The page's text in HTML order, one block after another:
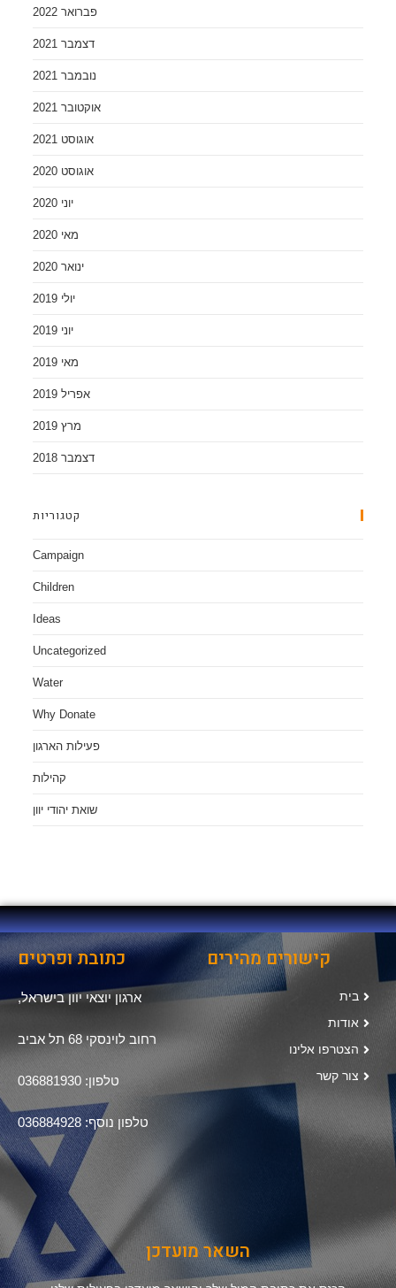
פברואר 2022
דצמבר 2021
נובמבר 2021
אוקטובר 2021
אוגוסט 2021
אוגוסט 2020
יוני 2020
מאי 2020
ינואר 2020
יולי 2019
יוני 2019
מאי 2019
אפריל 2019
מרץ 2019
דצמבר 2018
קטגוריות
Campaign
Children
Ideas
Uncategorized
Water
Why Donate
פעילות הארגון
קהילות
שואת יהודי יוון
קישורים מהירים
בית
אודות
הצטרפו אלינו
צור קשר
כתובת ופרטים
ארגון יוצאי יוון בישראל,
רחוב לוינסקי 68 תל אביב
טלפון: 036881930
טלפון נוסף: 036884928
השאר מועדכן